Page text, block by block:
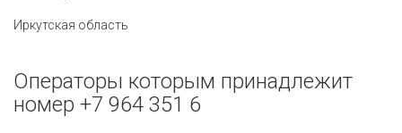
Иркутская область
Операторы которым принадлежит
номер +7 964 351 6